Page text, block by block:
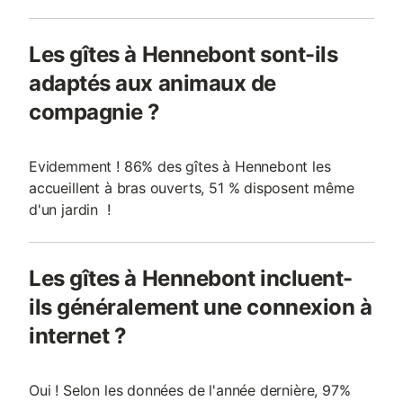
Les gîtes à Hennebont sont-ils
adaptés aux animaux de
compagnie ?
Evidemment ! 86% des gîtes à Hennebont les
accueillent à bras ouverts, 51 % disposent même
d'un jardin !
Les gîtes à Hennebont incluent-
ils généralement une connexion à
internet ?
Oui ! Selon les données de l'année dernière, 97%